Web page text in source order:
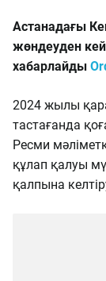
Астанадағы
жөндеуден
хабарлайды
2024 жылы
тастағанда
Ресми
құлап қалуы
қалпына